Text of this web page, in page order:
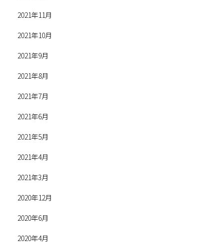
2021年11月
2021年10月
2021年9月
2021年8月
2021年7月
2021年6月
2021年5月
2021年4月
2021年3月
2020年12月
2020年6月
2020年4月